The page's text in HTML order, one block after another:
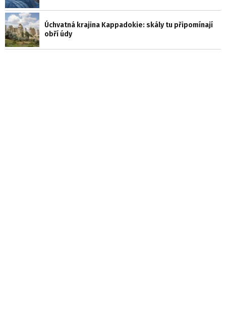
Úchvatná krajina Kappadokie: skály tu připomínají
obří údy